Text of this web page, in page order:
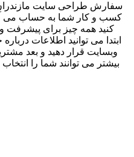
سفارش طراحی سایت
کسب و کار شما به حساب می
کنید همه چیز برای پیشرفت
ابتدا می توانید اطلاعات
وبسایت قرار دهید و بعد
بیشتر می توانند شما را